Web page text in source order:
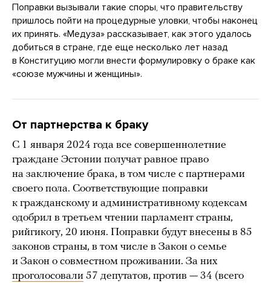
Поправки вызывали такие споры, что правительству
пришлось пойти на процедурные уловки, чтобы наконец
их принять. «Медуза» рассказывает, как этого удалось
добиться в стране, где еще несколько лет назад
в Конституцию могли внести формулировку о браке как
«союзе мужчины и женщины».
От партнерства к браку
С 1 января 2024 года все совершеннолетние
граждане Эстонии получат равное право
на заключение брака, в том числе с партнерами
своего пола. Соответствующие поправки
к гражданскому и административному кодексам
одобрил в третьем чтении парламент страны,
рийгикогу, 20 июня. Поправки будут внесены в 85
законов страны, в том числе в Закон о семье
и Закон о совместном проживании. За них
проголосовали 57 депутатов, против — 34 (всего